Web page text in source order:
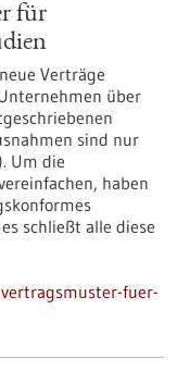
für
Verträge
über
sind nur
Um die
haben
schließt alle diese
fuer-